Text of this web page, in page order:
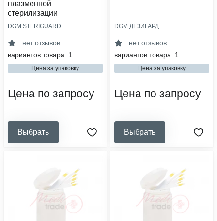
плазменной
стерилизации
химический
4
вид упаковочного материала:
DGM STERIGUARD
нет отзывов
вариантов товара: 1
Цена за упаковку
Цена по запросу
Выбрать
область применения:
дезинфекция
100
сфера деятельности:
стоматология, салоны красоты,
ветеринарные клиники, аптеки,
DGM ДЕЗИГАРД
нет отзывов
вариантов товара: 1
Цена за упаковку
Цена по запросу
Выбрать